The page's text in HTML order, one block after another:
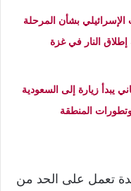
الإسرائيلي بشأن المرحلة
النار في غزة
يبدأ زيارة إلى السعودية
وتطورات المنطقة
تعمل على الحد من